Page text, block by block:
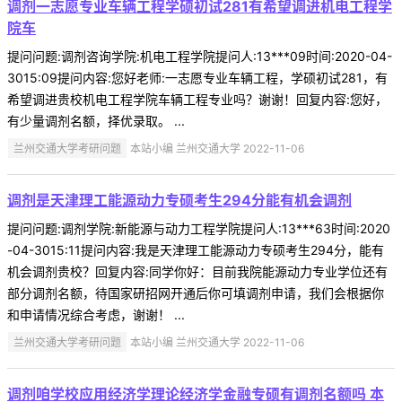
调剂一志愿专业车辆工程学硕初试281有希望调进机电工程学
院车
提问问题:调剂咨询学院:机电工程学院提问人:13***09时间:2020-04-
3015:09提问内容:您好老师:一志愿专业车辆工程，学硕初试281，有
希望调进贵校机电工程学院车辆工程专业吗？谢谢！回复内容:您好，
有少量调剂名额，择优录取。 ...
兰州交通大学考研问题 本站小编 兰州交通大学 2022-11-06
调剂是天津理工能源动力专硕考生294分能有机会调剂
提问问题:调剂学院:新能源与动力工程学院提问人:13***63时间:2020
-04-3015:11提问内容:我是天津理工能源动力专硕考生294分，能有
机会调剂贵校？回复内容:同学你好：目前我院能源动力专业学位还有
部分调剂名额，待国家研招网开通后你可填调剂申请，我们会根据你
和申请情况综合考虑，谢谢！ ...
兰州交通大学考研问题 本站小编 兰州交通大学 2022-11-06
调剂咱学校应用经济学理论经济学金融专硕有调剂名额吗 本